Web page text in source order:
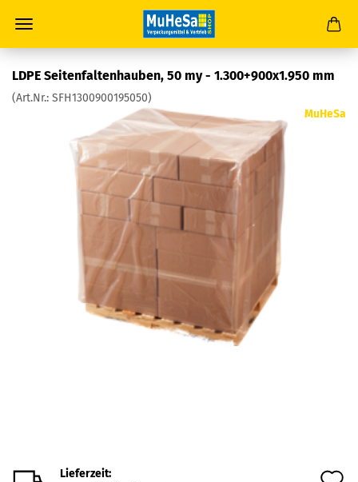
LDPE Sei­ten­fal­ten­hau­ben, 50 my - 1.300+900x1.950 mm
(Art.Nr.: SFH1300900195050)
MuHeSa
Lieferzeit: